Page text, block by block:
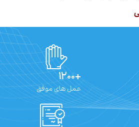
عمل های موفق